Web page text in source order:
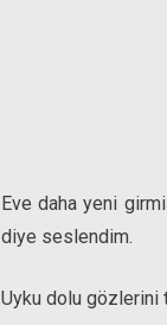
Eve daha yeni
diye seslendim.
Uyku dolu gözlerini